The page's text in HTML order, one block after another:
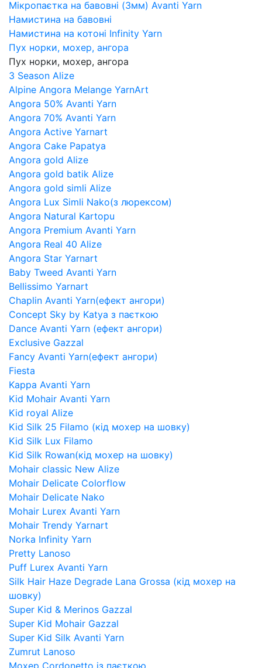
Мікропаєтка на бавовні (3мм) Avanti Yarn
Намистина на бавовні
Намистина на котоні Infinity Yarn
Пух норки, мохер, ангора
Пух норки, мохер, ангора
3 Season Alize
Alpine Angora Melange YarnArt
Angora 50% Avanti Yarn
Angora 70% Avanti Yarn
Angora Active Yarnart
Angora Cake Papatya
Angora gold Alize
Angora gold batik Alize
Angora gold simli Alize
Angora Lux Simli Nako(з люрексом)
Angora Natural Kartopu
Angora Premium Avanti Yarn
Angora Real 40 Alize
Angora Star Yarnart
Baby Tweed Avanti Yarn
Bellissimo Yarnart
Chaplin Avanti Yarn(ефект ангори)
Concept Sky by Katya з паєткою
Dance Avanti Yarn (ефект ангори)
Exclusive Gazzal
Fancy Avanti Yarn(ефект ангори)
Fiesta
Kappa Avanti Yarn
Kid Mohair Avanti Yarn
Kid royal Alize
Kid Silk 25 Filamo (кід мохер на шовку)
Kid Silk Lux Filamo
Kid Silk Rowan(кід мохер на шовку)
Mohair classic New Alize
Mohair Delicate Colorflow
Mohair Delicate Nako
Mohair Lurex Avanti Yarn
Mohair Trendy Yarnart
Norka Infinity Yarn
Pretty Lanoso
Puff Lurex Avanti Yarn
Silk Hair Haze Degrade Lana Grossa (кід мохер на
шовку)
Super Kid & Merinos Gazzal
Super Kid Mohair Gazzal
Super Kid Silk Avanti Yarn
Zumrut Lanoso